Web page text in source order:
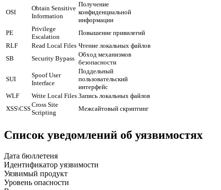
OSI
Obtain Sensitive
Information
Получение
конфиденциальной
информации
PE
Privilege
Escalation
Повышение привилегий
RLF
Read Local Files Чтение локальных файлов
SB
Security Bypass
Обход механизмов
безопасности
SUI
Spoof User
Interface
Поддельный
пользовательский
интерфейс
WLF
Write Local Files Запись локальных файлов
XSS\CSS
Cross Site
Scripting
Межсайтовый скриптинг
Список уведомлений об уязвимостях
Дата бюллетеня
Идентификатор уязвимости
Уязвимый продукт
Уровень опасности